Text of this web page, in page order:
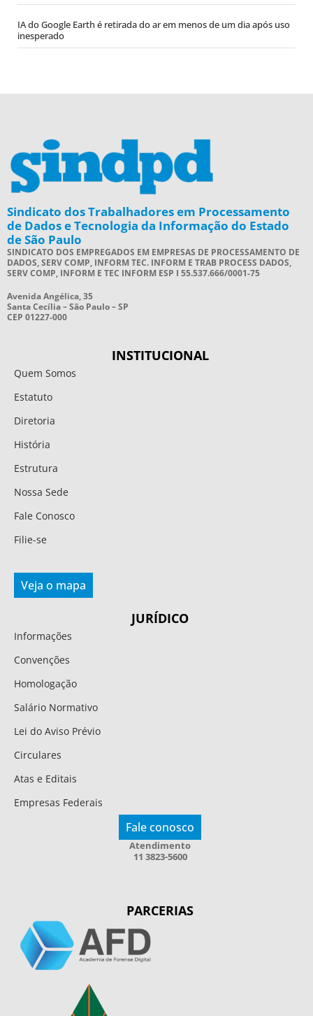
IA do Google Earth é retirada do ar em menos de um dia após uso
inesperado
Sindicato dos Trabalhadores em Processamento
de Dados e Tecnologia da Informação do Estado
de São Paulo
SINDICATO DOS EMPREGADOS EM EMPRESAS DE PROCESSAMENTO DE
DADOS, SERV COMP, INFORM TEC. INFORM E TRAB PROCESS DADOS,
SERV COMP, INFORM E TEC INFORM ESP I 55.537.666/0001-75
Avenida Angélica, 35
Santa Cecília – São Paulo – SP
CEP 01227-000
INSTITUCIONAL
Quem Somos
Estatuto
Diretoria
História
Estrutura
Nossa Sede
Fale Conosco
Filie-se
Veja o mapa
JURÍDICO
Informações
Convenções
Homologação
Salário Normativo
Lei do Aviso Prévio
Circulares
Atas e Editais
Empresas Federais
Fale conosco
Atendimento
11 3823-5600
PARCERIAS